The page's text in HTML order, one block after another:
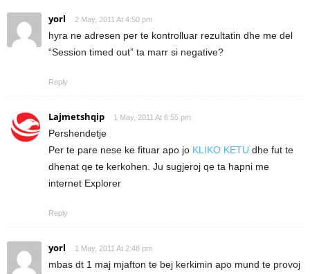
yorl 2 May, 2011 At 4:50 pm
hyra ne adresen per te kontrolluar rezultatin dhe me del
“Session timed out” ta marr si negative?
Reply
Lajmetshqip 1 May, 2011 At 6:55 pm
Pershendetje
Per te pare nese ke fituar apo jo KLIKO KETU dhe fut te
dhenat qe te kerkohen. Ju sugjeroj qe ta hapni me
internet Explorer
Reply
yorl 1 May, 2011 At 2:48 pm
mbas dt 1 maj mjafton te bej kerkimin apo mund te provoj